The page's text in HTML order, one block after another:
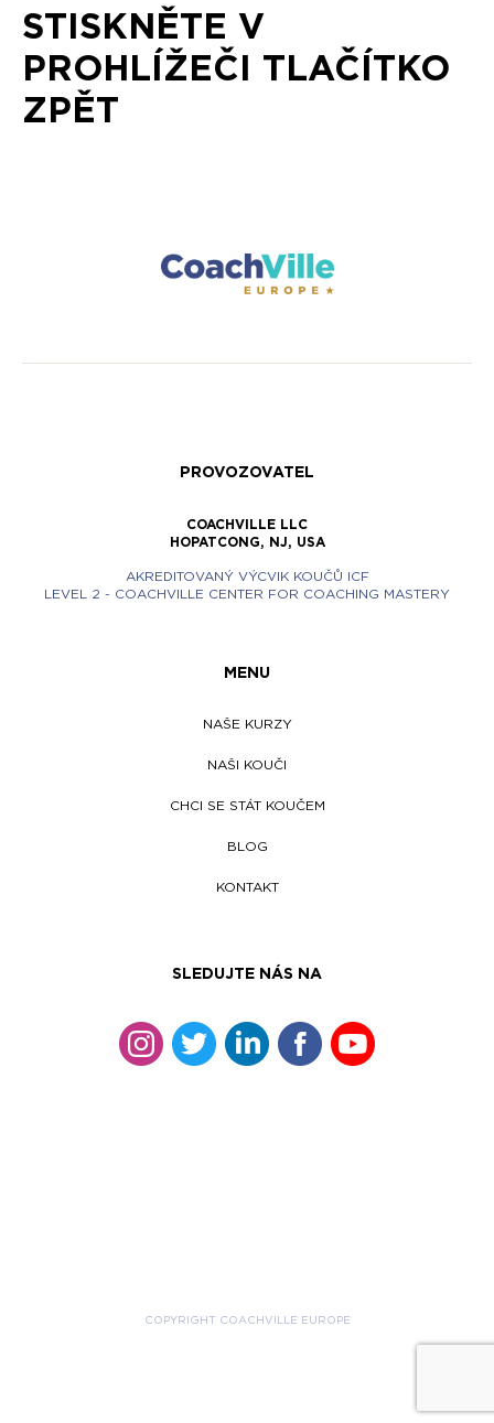
STISKNĚTE V
PROHLÍŽEČI TLAČÍTKO
ZPĚT
PROVOZOVATEL
COACHVILLE LLC
HOPATCONG, NJ, USA
AKREDITOVANÝ VÝCVIK KOUČŮ ICF
LEVEL 2 - COACHVILLE CENTER FOR COACHING MASTERY
MENU
NAŠE KURZY
NAŠI KOUČI
CHCI SE STÁT KOUČEM
BLOG
KONTAKT
SLEDUJTE NÁS NA
COPYRIGHT COACHVILLE EUROPE